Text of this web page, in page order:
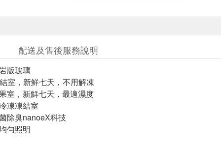
配送及售後服務說明
版玻璃
室，新鮮七天，不用解凍
室，新鮮七天，最適濕度
凍凍結室
除臭nanoeX科技
勻照明